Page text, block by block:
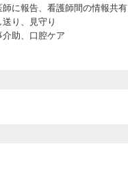
に報告、看護師間の情報共有
り、見守り
助、口腔ケア